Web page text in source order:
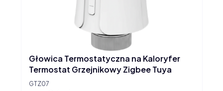
GTZ07
Głowica Termostatyczna na Kaloryfer
Termostat Grzejnikowy Zigbee Tuya